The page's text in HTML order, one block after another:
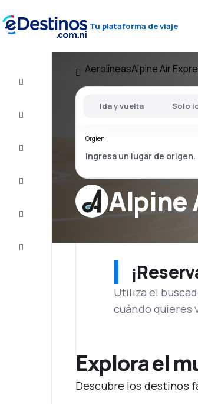
Tu plataforma de viaje
Atención
AerolíneasAlpine Air
Alpine
Ida y vuelta Solo
Orgien
Utiliza el
cuándo quieres
Explora el
Descubre los destinos